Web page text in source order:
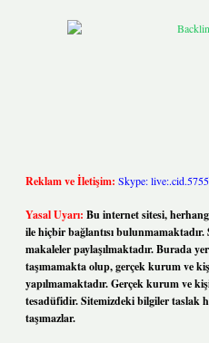
Reklam ve İletişim: Skype:
Yasal Uyarı: Bu internet sitesi,
ile hiçbir bağlantısı bulunmamaktadır.
makaleler paylaşılmaktadır. Burada
taşımamakta olup, gerçek kurum ve
yapılmamaktadır. Gerçek kurum ve
tesadüfidir. Sitemizdeki bilgiler taslak
taşımazlar.